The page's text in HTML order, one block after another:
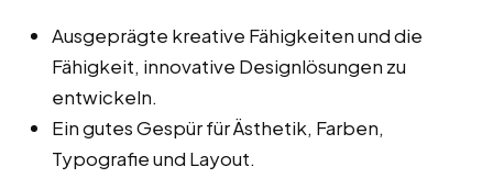
Ausgeprägte kreative Fähigkeiten und die
Fähigkeit, innovative Designlösungen zu
entwickeln.
Ein gutes Gespür für Ästhetik, Farben,
Typografie und Layout.